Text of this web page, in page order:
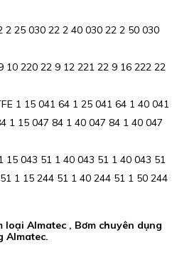
25 030 22 2 40 030 22 2 50 030
10 220 22 9 12 221 22 9 16 222 22
1 15 041 64 1 25 041 64 1 40 041
1 15 047 84 1 40 047 84 1 40 047
15 043 51 1 40 043 51 1 40 043 51
1 15 244 51 1 40 244 51 1 50 244
loại Almatec , Bơm chuyên dụng
Almatec.